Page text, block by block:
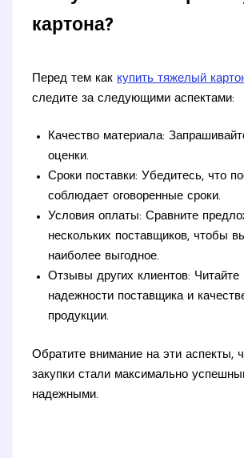
картона?
Перед тем как купить тяжелый
следите за следующими аспектами:
Качество материала:
оценки.
Сроки поставки: Убедитесь, что
соблюдает оговоренные сроки.
Условия оплаты: Сравните
нескольких поставщиков, чтобы
наиболее выгодное.
Отзывы других клиентов: Читайте
надежности поставщика и
продукции.
Обратите внимание на эти аспекты,
закупки стали максимально
надежными.